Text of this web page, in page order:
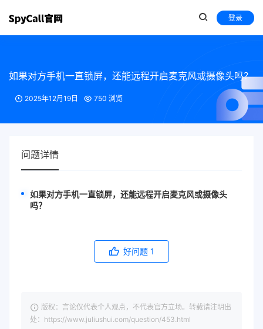
登录
如果对方手机一直锁屏，还能远程开启麦克风或摄像头吗？
2025年12月19日 750 浏览
问题详情
如果对方手机一直锁屏，还能远程开启麦克风或摄像头
吗？
好问题 1
版权：言论仅代表个人观点，不代表官方立场。转载请注明出
处：https://www.juliushui.com/question/453.html